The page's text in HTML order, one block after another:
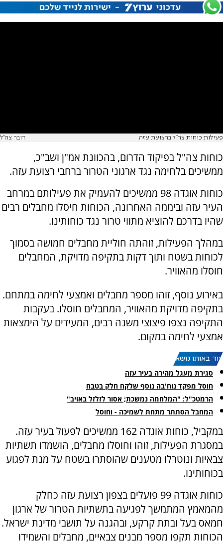
פעילות כוחות צה"ל ברצועת עזה דובר צה"ל
כוחות צה"ל בפיקוד הדרום, בהכוונת אמ"ן ושב"כ,
ממשיכים בלחימה נגד ארגוני הטרור ברחבי רצועת עזה.
כוחות אוגדה 98 ממשיכים להעמיק את פעילותם במרחב
העיר עזה וביממה האחרונה, הכוחות חיסלו מחבלים רבים
שהיו בדרכם להוציא מתווי טרור נגד כוחותינו.
במהלך הפעילות, זוהתה חוליית מחבלים חמושה בסמוך
לכוחות בשטח ותוך דקות בתקיפה מדויקת, המחבלים
חוסלו מהאוויר.
באירוע נוסף, זוהו מספר מחבלים ואמצעי לחימה במתחם.
בתקיפה מדויקת מהאוויר, המחבלים חוסלו. בעקבות
התקיפה נצפו פיצוצי משנה רבים, המעידים על הימצאות
אמצעי לחימה במקום.
עוד באותו נושא:
סגירת מעגל מהירה בעיר עזה
חוסל מפקד נוח'בה נוסף שלקח חלק בטבח
הרמטכ"ל: "המלחמה נמשכת; אסור לזלזל באויב"
המחבל הסתתר מתחת לשמיכה - וחוסל
במקביל, כוחות אוגדה 162 ממשיכים לפעול בעיר עזה.
במסגרת הפעילות, זוהו וחוסלו מחבלים, הושמדו תשתיות
צבאיות ונוטרלו מטענים שהוסתרו בשטח על מנת לפגוע
בכוחותינו.
כוחות אוגדה 99 פועלים בצפון רצועת עזה כחלק
מהמאמץ המתמשך לפגיעה בתשתיות הטרור של ארגון
חמאס בעל ובתת קרקע, ובהגנה על תושבי מדינת ישראל.
הכוחות תקפו מספר מבנים צבאיים, מחבלים והשמידו